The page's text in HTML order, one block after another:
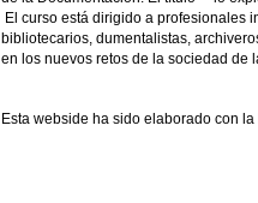
El curso está dirigido a profesionales
bibliotecarios, dumentalistas,
en los nuevos retos de la sociedad de
Esta webside ha sido elaborado con